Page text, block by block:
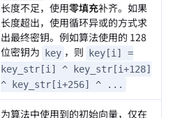
长度不足，使用零填充补齐。如果
长度超出，使用循环异或的方式求
出最终密钥。例如算法使用的 128
位密钥为
key ，则
key[i] =
key_str[i] ^ key_str[i+128]
^ key_str[i+256] ^ ...
为算法中使用到的初始向量，仅在